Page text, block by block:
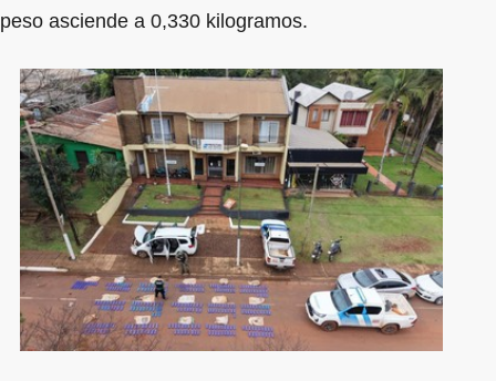
peso asciende a 0,330 kilogramos.